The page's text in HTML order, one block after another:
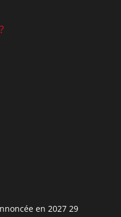
en 2027 29